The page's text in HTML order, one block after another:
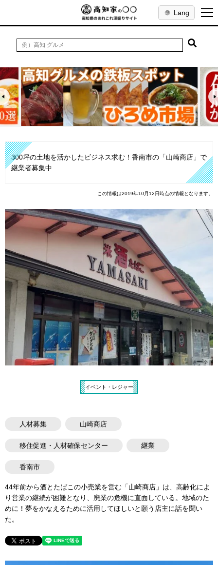
Lang
300坪の土地を活かしたビジネス求む！香南市の「山崎商店」で
継業者募集中
この情報は2019年10月12日時点の情報となります。
イベント・レジャー
人材募集 山崎商店
移住促進・人材確保センター 継業
香南市
44年前から酒とたばこの小売業を営む「山崎商店」は、高齢化によ
り営業の継続が困難となり、廃業の危機に直面している。地域のた
めに！夢をかなえるために活用してほしいと願う店主に話を聞い
た。